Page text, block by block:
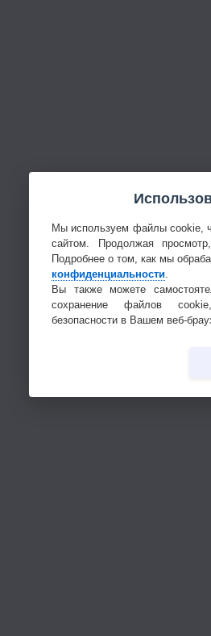
Мы используем файлы cookie,
сайтом. Продолжая
Подробнее о том, как мы
конфиденциальности
Вы также можете
сохранение файлов
безопасности в Вашем веб-